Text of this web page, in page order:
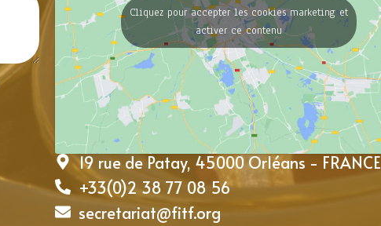
Cliquez pour accepter les cookies marketing et
activer ce contenu
19 rue de Patay, 45000 Orléans - FRANCE
+33(0)2 38 77 08 56
secretariat@fitf.org